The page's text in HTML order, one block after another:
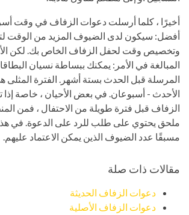
أخيرًا ، كلما أرسلت دعوات الزفاف في وقت
أفضل: سيكون لدى الضيوف المزيد من الوقت
وتخصيص وقت لحفل الزفاف الخاص بك. لكن
المبالغة في الأمر: يمكنك ببساطة نسيان
المرسلة قبل الحدث بستة أشهر. الفترة
الأحدث - أسبوعان. في بعض الأحيان ، خاصة إذا
الزفاف قبل فترة طويلة من الاحتفال ، فمن
ملحق يحتوي على طلب للرد على الدعوة. في
مسبقًا عدد الضيوف الذين يمكن الاعتماد عليهم.
مقالات ذات صلة
دعوات الزفاف الحديثة
دعوات الزفاف الأصلية